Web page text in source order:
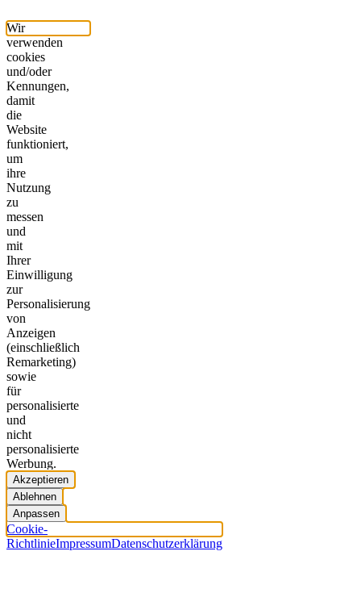
Wir
verwenden
cookies
und/oder
Kennungen,
damit
die
Website
funktioniert,
um
ihre
Nutzung
zu
messen
und
mit
Ihrer
Einwilligung
zur
Personalisierung
von
Anzeigen
(einschließlich
Remarketing)
sowie
für
personalisierte
und
nicht
personalisierte
Werbung.
Akzeptieren
Ablehnen
Anpassen
Cookie-
RichtlinieImpressumDatenschutzerklärung